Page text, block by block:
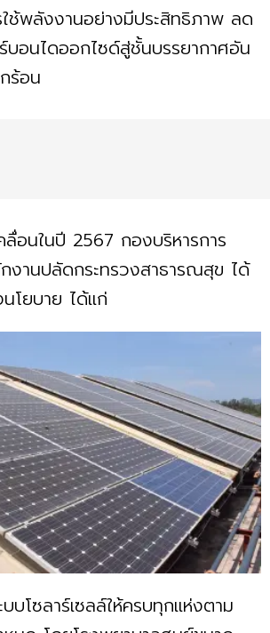
ช้พลังงานอย่างมีประสิทธิภาพ ลด
บอนไดออกไซด์สู่ชั้นบรรยากาศอัน
ร้อน
ลื่อนในปี 2567 กองบริหารการ
งานปลัดกระทรวงสาธารณสุข ได้
โยบาย ได้แก่
บโซลาร์เซลล์ให้ครบทุกแห่งตาม